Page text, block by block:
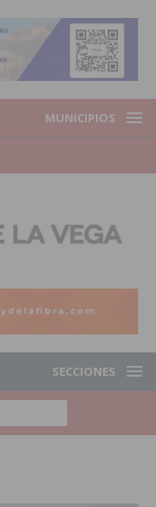
MUNICIPIOS
SECCIONES